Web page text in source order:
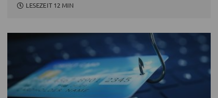
eingeschränkt an Sie auszahlen.
LESEZEIT 12 MIN